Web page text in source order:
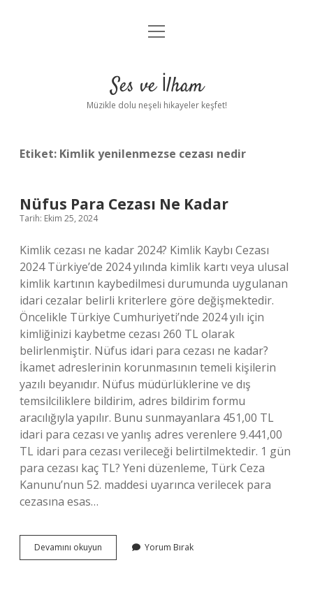
Anasayfa
Yasal Uyarı
menüyü
Ses ve İlham
Müzikle dolu neşeli hikayeler keşfet!
Etiket: Kimlik yenilenmezse cezası nedir
Nüfus Para Cezası Ne Kadar
Tarih: Ekim 25, 2024
Kimlik cezası ne kadar 2024? Kimlik Kaybı Cezası
2024 Türkiye’de 2024 yılında kimlik kartı veya ulusal
kimlik kartının kaybedilmesi durumunda uygulanan
idari cezalar belirli kriterlere göre değişmektedir.
Öncelikle Türkiye Cumhuriyeti’nde 2024 yılı için
kimliğinizi kaybetme cezası 260 TL olarak
belirlenmiştir. Nüfus idari para cezası ne kadar?
İkamet adreslerinin korunmasının temeli kişilerin
yazılı beyanıdır. Nüfus müdürlüklerine ve dış
temsilciliklere bildirim, adres bildirim formu
aracılığıyla yapılır. Bunu sunmayanlara 451,00 TL
idari para cezası ve yanlış adres verenlere 9.441,00
TL idari para cezası verileceği belirtilmektedir. 1 gün
para cezası kaç TL? Yeni düzenleme, Türk Ceza
Kanunu’nun 52. maddesi uyarınca verilecek para
cezasına esas…
Devamını okuyun
Para
Yorum Bırak